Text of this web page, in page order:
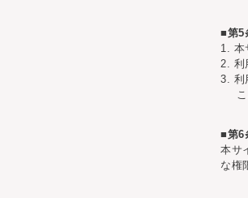
■第5
1. 本
2. 利
3. 利
■第6
本サ
な権